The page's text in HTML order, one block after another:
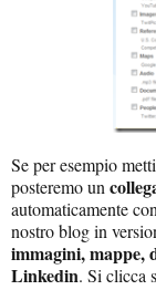
Se per esempio
posteremo un
automaticamente
nostro blog in
immagini, mappe,
Linkedin. Si clicca